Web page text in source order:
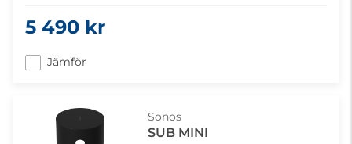
5 490 kr
Jämför
Sonos
SUB MINI